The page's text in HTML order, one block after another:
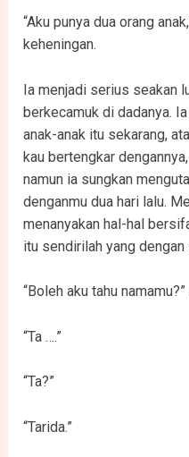
“Aku punya dua orang
keheningan.
Ia menjadi serius seakan
berkecamuk di dadanya.
anak-anak itu sekarang,
kau bertengkar
namun ia sungkan
denganmu dua hari lalu.
menanyakan hal-hal
itu sendirilah yang
“Boleh aku tahu
“Ta ….”
“Ta?”
“Tarida.”